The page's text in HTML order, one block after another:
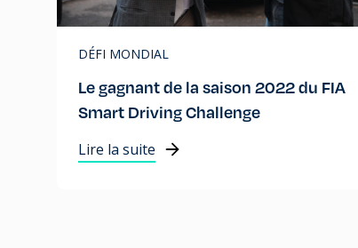
DÉFI MONDIAL
Le gagnant de la saison 2022 du FIA
Smart Driving Challenge
Lire la suite